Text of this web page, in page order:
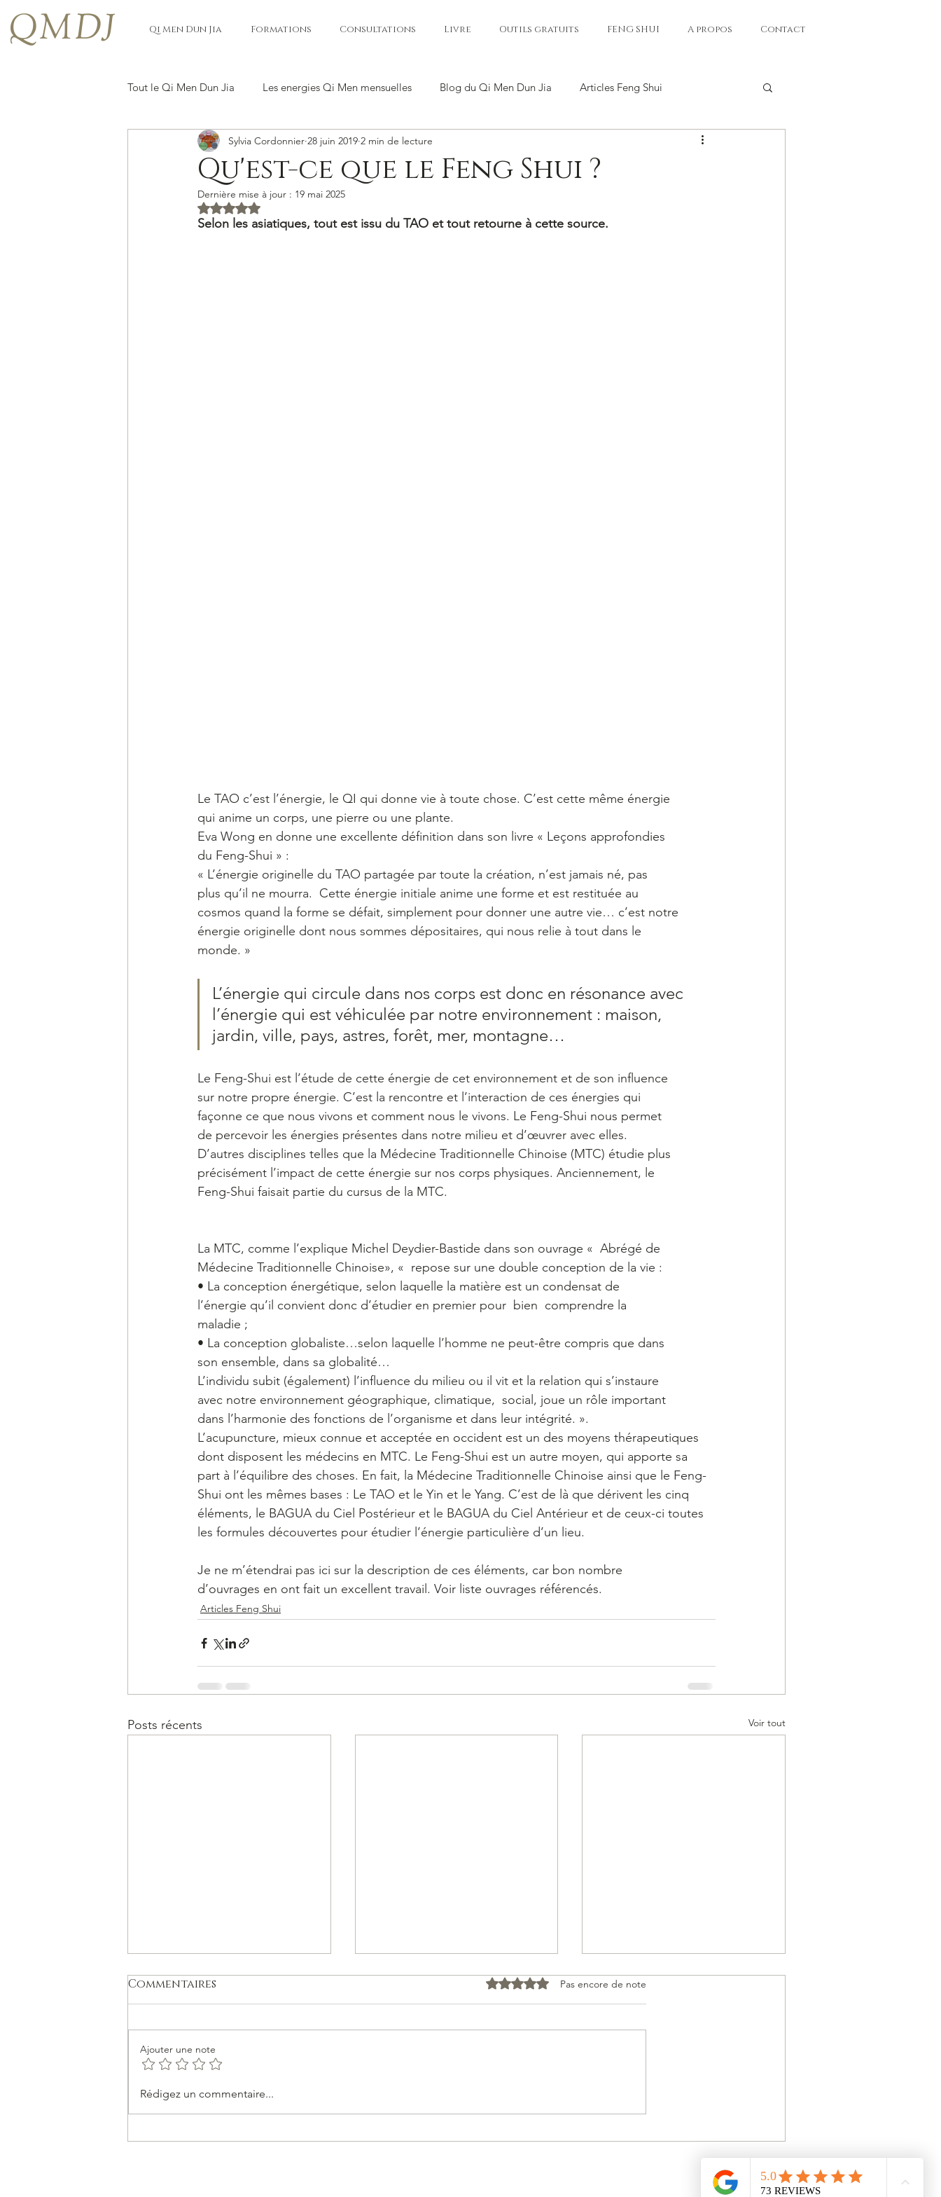
QMDJ Qi Men Dun Jia Formations Consultations Livre Outils gratuits FENG SHUI A propos Contact
Tout le Qi Men Dun Jia Les energies Qi Men mensuelles Blog du Qi Men Dun Jia Articles Feng Shui
Qu'est-ce que le Feng Shui ?
Sylvia Cordonnier 28 juin 2019 2 min de lecture
Dernière mise à jour : 19 mai 2025
Noté NaN étoiles sur 5.
Selon les asiatiques, tout est issu du TAO et tout retourne à cette source.
Le TAO c’est l’énergie, le QI qui donne vie à toute chose. C’est cette même énergie
qui anime un corps, une pierre ou une plante.
Eva Wong en donne une excellente définition dans son livre « Leçons approfondies
du Feng-Shui » :
« L’énergie originelle du TAO partagée par toute la création, n’est jamais né, pas
plus qu’il ne mourra.  Cette énergie initiale anime une forme et est restituée au
cosmos quand la forme se défait, simplement pour donner une autre vie… c’est notre
énergie originelle dont nous sommes dépositaires, qui nous relie à tout dans le
monde. »
L’énergie qui circule dans nos corps est donc en résonance avec
l’énergie qui est véhiculée par notre environnement : maison,
jardin, ville, pays, astres, forêt, mer, montagne…
Le Feng-Shui est l’étude de cette énergie de cet environnement et de son influence
sur notre propre énergie. C’est la rencontre et l’interaction de ces énergies qui
façonne ce que nous vivons et comment nous le vivons. Le Feng-Shui nous permet
de percevoir les énergies présentes dans notre milieu et d’œuvrer avec elles.
D’autres disciplines telles que la Médecine Traditionnelle Chinoise (MTC) étudie plus
précisément l’impact de cette énergie sur nos corps physiques. Anciennement, le
Feng-Shui faisait partie du cursus de la MTC.
La MTC, comme l’explique Michel Deydier-Bastide dans son ouvrage «  Abrégé de
Médecine Traditionnelle Chinoise», «  repose sur une double conception de la vie :
• La conception énergétique, selon laquelle la matière est un condensat de
l’énergie qu’il convient donc d’étudier en premier pour  bien  comprendre la
maladie ;
• La conception globaliste…selon laquelle l’homme ne peut-être compris que dans
son ensemble, dans sa globalité…
L’individu subit (également) l’influence du milieu ou il vit et la relation qui s’instaure
avec notre environnement géographique, climatique,  social, joue un rôle important
dans l’harmonie des fonctions de l’organisme et dans leur intégrité. ».
L’acupuncture, mieux connue et acceptée en occident est un des moyens thérapeutiques
dont disposent les médecins en MTC. Le Feng-Shui est un autre moyen, qui apporte sa
part à l’équilibre des choses. En fait, la Médecine Traditionnelle Chinoise ainsi que le Feng-
Shui ont les mêmes bases : Le TAO et le Yin et le Yang. C’est de là que dérivent les cinq
éléments, le BAGUA du Ciel Postérieur et le BAGUA du Ciel Antérieur et de ceux-ci toutes
les formules découvertes pour étudier l’énergie particulière d’un lieu.
Je ne m’étendrai pas ici sur la description de ces éléments, car bon nombre
d’ouvrages en ont fait un excellent travail. Voir liste ouvrages référencés.
Articles Feng Shui
Posts récents Voir tout
Differences entre Feng
shui et Qi Men Dun Jia
Feng Shui ?
Dun Jia : L’Alliance du
Commentaires Noté 0 étoile sur 5.Pas encore de note
Ajouter une note
Rédigez un commentaire...
SARL au capital de 1000€ - RCS Bobigny 523 139 376 - S-and-E PROJECT – TVA FR44 523 139 376 - 64 Rue du Docteur Jean Vaquier - 93160 Noisy-le-Grand. ile de France